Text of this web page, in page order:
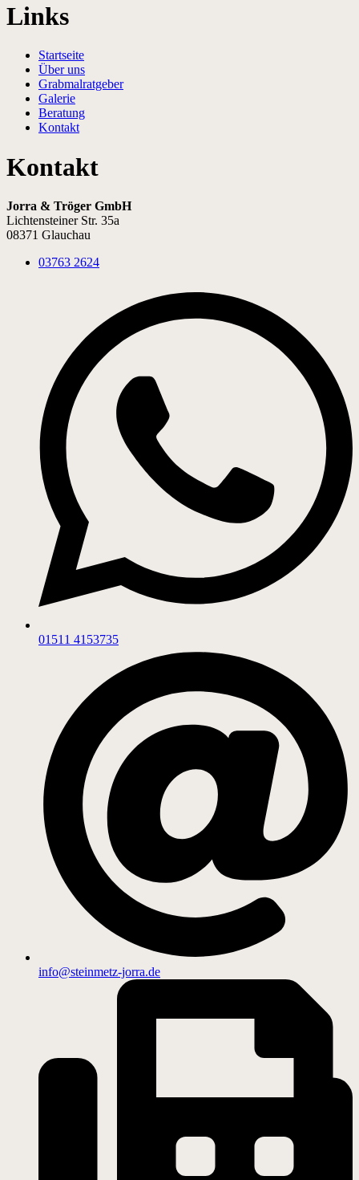
Links
Startseite
Über uns
Grabmalratgeber
Galerie
Beratung
Kontakt
Kontakt
Jorra & Tröger GmbH
Lichtensteiner Str. 35a
08371 Glauchau
03763 2624
01511 4153735
info@steinmetz-jorra.de